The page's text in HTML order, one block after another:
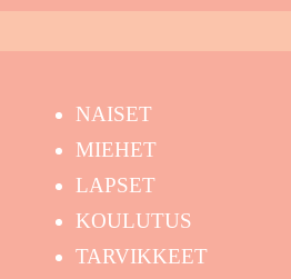
NAISET
MIEHET
LAPSET
KOULUTUS
TARVIKKEET